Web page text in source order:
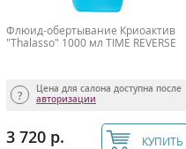
Флюид-обертывание Криоактив
"Thalasso" 1000 мл TIME REVERSE
Цена для салона доступна после
авторизации
3 720 р. КУПИТЬ